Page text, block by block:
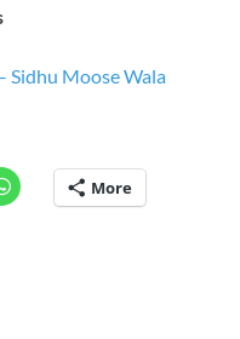
Sidhu Moose Wala
More